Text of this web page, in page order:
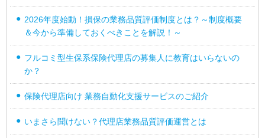
2026年度始動！損保の業務品質評価制度とは？～制度概要
＆今から準備しておくべきことを解説！～
フルコミ型生保系保険代理店の募集人に教育はいらないの
か？
保険代理店向け 業務自動化支援サービスのご紹介
いまさら聞けない？代理店業務品質評価運営とは